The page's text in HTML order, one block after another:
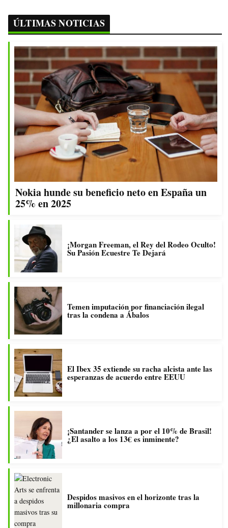
ÚLTIMAS NOTICIAS
Nokia hunde su beneficio neto en España un
25% en 2025
¡Morgan Freeman, el Rey del Rodeo Oculto!
Su Pasión Ecuestre Te Dejará
Temen imputación por financiación ilegal
tras la condena a Ábalos
El Ibex 35 extiende su racha alcista ante las
esperanzas de acuerdo entre EEUU
¡Santander se lanza a por el 10% de Brasil!
¿El asalto a los 13€ es inminente?
Despidos masivos en el horizonte tras la
millonaria compra